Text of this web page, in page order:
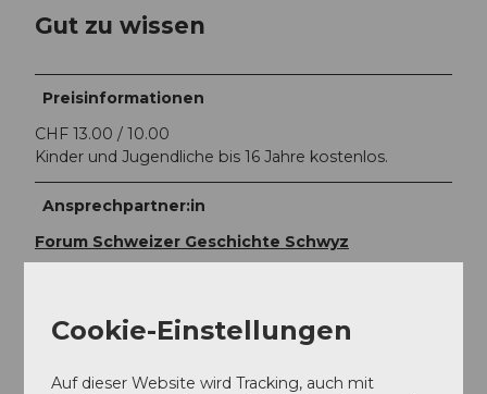
Gut zu wissen
Preisinformationen
CHF 13.00 / 10.00
Kinder und Jugendliche bis 16 Jahre kostenlos.
Ansprechpartner:in
Forum Schweizer Geschichte Schwyz
In der Nähe
Cookie-Einstellungen
Auf dieser Website wird Tracking, auch mit